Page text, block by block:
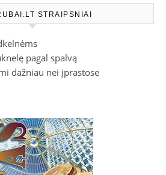
STRAIPSNIAI
pagal spalvą
dažniau nei įprastose